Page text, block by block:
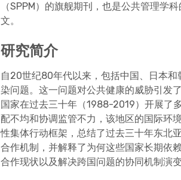
（SPPM）的旗舰期刊，也是公共管理学
文。
研究简介
自20世纪80年代以来，包括中国、日本
染问题。这一问题对公共健康的威胁引发
国家在过去三十年（1988-2019）开展了
配不均和协调监管不力，该地区的国际环
性集体行动框架，总结了过去三十年东北
合作机制，并解释了为何这些国家长期依
合作现状以及解决跨国问题的协同机制演